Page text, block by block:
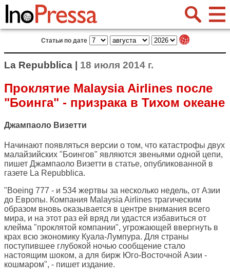
Статьи по дате
La Repubblica | 18 июля 2014 г.
Проклятие Malaysia Airlines после
"Боинга" - призрака в Тихом океане
Джампаоло Визетти
Начинают появляться версии о том, что катастрофы двух
малайзийских "Боингов" являются звеньями одной цепи,
пишет Джампаоло Визетти в статье, опубликованной в
газете La Repubblica.
"Boeing 777 - и 534 жертвы за несколько недель, от Азии
до Европы. Компания Malaysia Airlines трагическим
образом вновь оказывается в центре внимания всего
мира, и на этот раз ей вряд ли удастся избавиться от
клейма "проклятой компании", угрожающей ввергнуть в
крах всю экономику Куала-Лумпура. Для страны
поступившее глубокой ночью сообщение стало
настоящим шоком, а для бирж Юго-Восточной Азии -
кошмаром", - пишет издание.